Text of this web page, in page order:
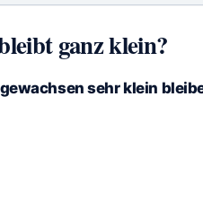
ganz klein?
sehr klein